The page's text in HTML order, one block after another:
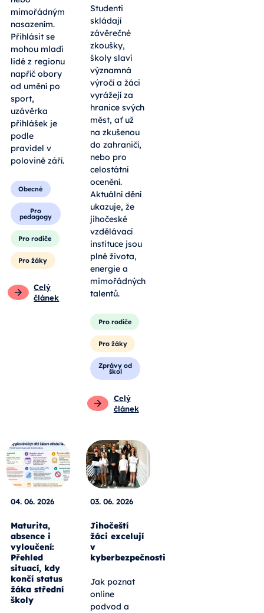
mimořádným
nasazením.
Přihlásit se
mohou mladí
lidé z regionu
napříč obory
od umění po
sport,
uzávěrka
přihlášek je
podle
pravidel v
polovině září.
Obecné
Pro
pedagogy
Pro rodiče
Pro žáky
Celý
článek
Studenti
skládají
závěrečné
zkoušky,
školy slaví
významná
výročí a žáci
vyrážejí za
hranice svých
měst, ať už
na zkušenou
do zahraničí,
nebo pro
celostátní
ocenění.
Aktuální dění
ukazuje, že
jihočeské
vzdělávací
instituce jsou
plné života,
energie a
mimořádných
talentů.
Pro rodiče
Pro žáky
Zprávy od
škol
Celý
článek
04. 06. 2026
Maturita,
absence i
vyloučení:
Přehled
situací, kdy
končí status
žáka střední
školy
03. 06. 2026
Jihočeští
žáci excelují
v
kyberbezpečnosti
Jak poznat
online
podvod a